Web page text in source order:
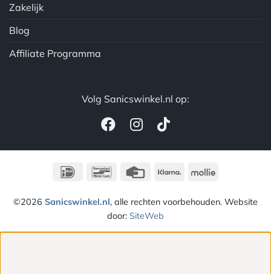
Zakelijk
Blog
Affiliate Programma
Volg Sanicswinkel.nl op:
IDeal BancontactCredit
Klarna Mollie
©2026 Sanicswinkel.nl, alle rechten voorbehouden. Website
door: SiteWeb